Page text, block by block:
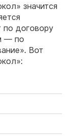
значится
по договору
— по
Вот